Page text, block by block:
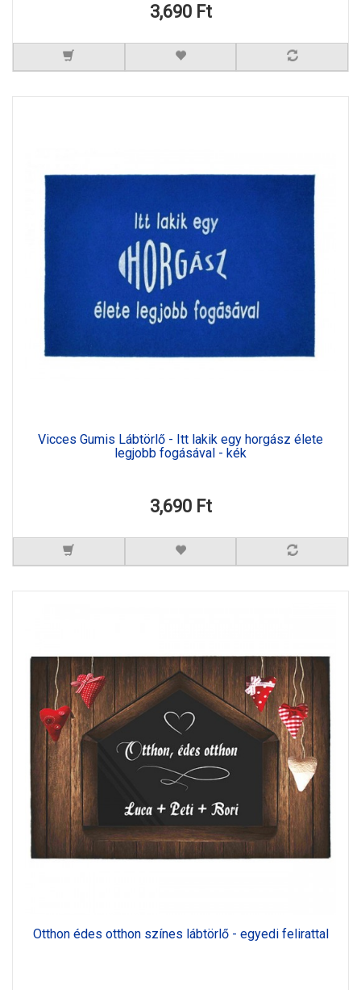
3,690 Ft
Vicces Gumis Lábtörlő - Itt lakik egy horgász élete
legjobb fogásával - kék
3,690 Ft
Otthon édes otthon színes lábtörlő - egyedi felirattal